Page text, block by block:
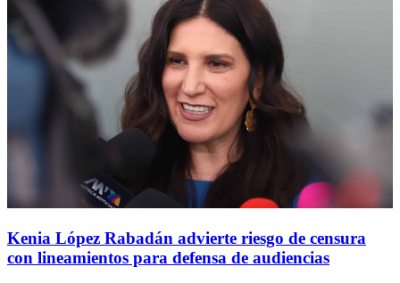
Kenia López Rabadán advierte riesgo de censura
con lineamientos para defensa de audiencias